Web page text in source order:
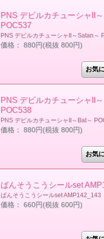
PNS デビルカチューシャII
POC537
PNS デビルカチューシャII～Satan～
価格： 880円(税抜 800円)
PNS デビルカチューシャII
POC538
PNS デビルカチューシャII～Bat～
価格： 880円(税抜 800円)
ばんそうこうシールset
ばんそうこうシールset AMP142_143
価格： 660円(税抜 600円)